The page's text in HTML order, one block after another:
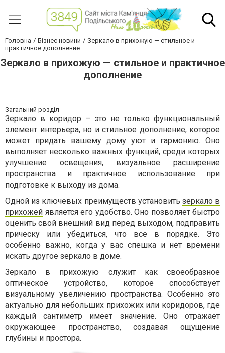
Головна Бізнес новини
Зеркало в прихожую — стильное и
практичное дополнение
Зеркало в прихожую — стильное и практичное
дополнение
Загальний розділ
Зеркало в коридор – это не только функциональный
элемент интерьера, но и стильное дополнение, которое
может придать вашему дому уют и гармонию. Оно
выполняет несколько важных функций, среди которых
улучшение освещения, визуальное расширение
пространства и практичное использование при
подготовке к выходу из дома.
Одной из ключевых преимуществ установить зеркало в
прихожей является его удобство. Оно позволяет быстро
оценить свой внешний вид перед выходом, подправить
прическу или убедиться, что все в порядке. Это
особенно важно, когда у вас спешка и нет времени
искать другое зеркало в доме.
Зеркало в прихожую служит как своеобразное
оптическое устройство, которое способствует
визуальному увеличению пространства. Особенно это
актуально для небольших прихожих или коридоров, где
каждый сантиметр имеет значение. Оно отражает
окружающее пространство, создавая ощущение
глубины и простора.